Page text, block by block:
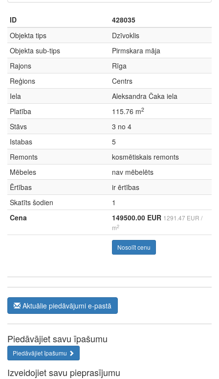
ID
428035
Objekta tips
Dzīvoklis
Objekta sub-tips
Pirmskara māja
Rajons
Rīga
Reģions
Centrs
Iela
Aleksandra Čaka iela
Platība
115.76 m2
Stāvs
3 no 4
Istabas
5
Remonts
kosmētiskais remonts
Mēbeles
nav mēbelēts
Ērtības
ir ērtības
Skatīts šodien
1
Cena
149500.00 EUR 1291.47 EUR /
m2
Nosolīt cenu
Aktuālie piedāvājumi e-pastā
Piedāvājiet savu īpašumu
Piedāvājiet īpašumu
Izveidojiet savu pieprasījumu